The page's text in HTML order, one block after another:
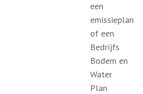
een
emissieplan
of een
Bedrijfs
Bodem en
Water
Plan